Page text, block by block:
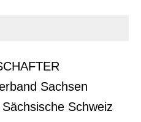
Sachsen
Schweiz